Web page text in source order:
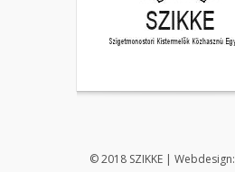
© 2018 SZIKKE | Webdesign: